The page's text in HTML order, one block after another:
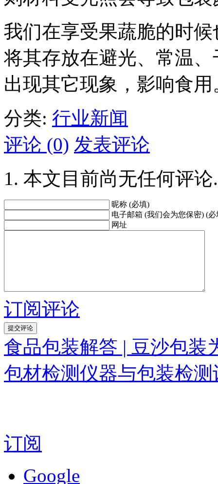
我们在享受果蔬脆的时
将其存放在避光、常温
出现其它现象，影响食用
分类: 行业新闻
评论 (0) 发表评论
本文目前尚无任何评论.
昵称 (必填)
电子邮箱 (我们会为您保密) (必
网址
订阅评论
食品包装解答 | 豆沙包装
包材检测仪器与包装检
订阅
Google